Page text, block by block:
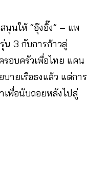
นให้ “อุ๊งอิ๊ง” – แพ
น 3 กับการก้าวสู่
อบครัวเพื่อไทย แคน
ายเรือธงแล้ว แต่การ
พื่อนับถอยหลังไปสู่